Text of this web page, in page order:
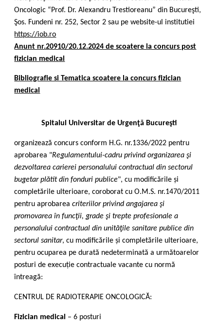
Oncologic “Prof. Dr. Alexandru Trestioreanu” din Bucureşti,
Şos. Fundeni nr. 252, Sector 2sau pe website-ul institutiei
https://iob.ro
Anunt nr.20910/20.12.2024 de scoatere la concurs post
fizician medical
Bibliografie si Tematica scoatere la concurs fizician
medical
Spitalul Universitar de Urgenţă Bucureşti
organizează concurs conform H.G. nr.1336/2022 pentru
aprobarea "Regulamentului-cadru privind organizarea şi
dezvoltarea carierei personalului contractual din sectorul
bugetar plătit din fonduri publice", cu modificările și
completările ulterioare, coroborat cu O.M.S. nr.1470/2011
pentru aprobareacriteriilor privind angajarea şi
promovarea în funcţii, grade şi trepte profesionale a
personalului contractual din unităţile sanitare publice din
sectorul sanitar, cu modificările și completările ulterioare,
pentru ocuparea pe durată nedeterminată a următoarelor
posturi de execuție contractuale vacante cu normă
întreagă:
CENTRUL DE RADIOTERAPIE ONCOLOGICĂ:
Fizician medical – 6 posturi